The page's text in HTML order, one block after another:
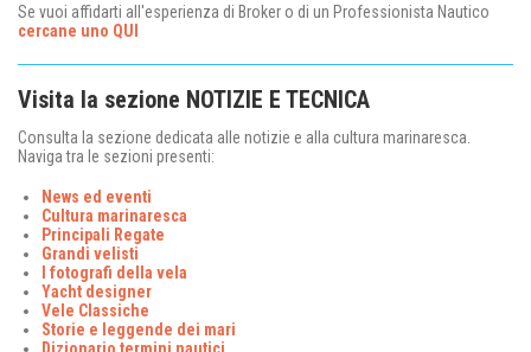
Se vuoi affidarti all'esperienza di Broker o di un Professionista Nautico
cercane uno QUI
Visita la sezione NOTIZIE E TECNICA
Consulta la sezione dedicata alle notizie e alla cultura marinaresca.
Naviga tra le sezioni presenti:
News ed eventi
Cultura marinaresca
Principali Regate
Grandi velisti
I fotografi della vela
Yacht designer
Vele Classiche
Storie e leggende dei mari